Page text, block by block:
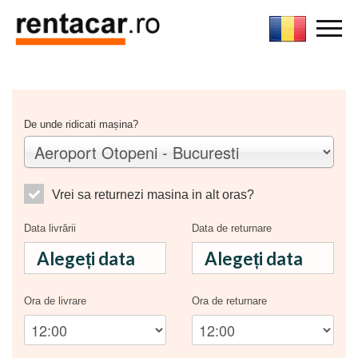
De unde ridicati mașina?
Vrei sa returnezi masina in alt oras?
Data livrării Data de returnare
Ora de livrare Ora de returnare